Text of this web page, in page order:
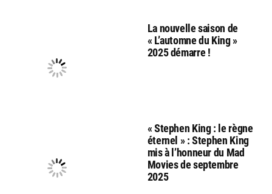
La nouvelle saison de
« L’automne du King »
2025 démarre !
« Stephen King : le règne
éternel » : Stephen King
mis à l’honneur du Mad
Movies de septembre
2025